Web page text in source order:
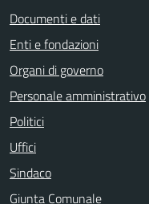
Documenti e dati
Enti e fondazioni
Organi di governo
Personale amministrativo
Politici
Uffici
Sindaco
Giunta Comunale